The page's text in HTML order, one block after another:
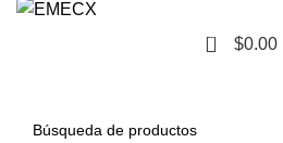
0 $0.00